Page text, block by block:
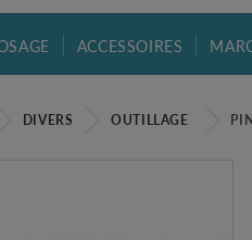
ACCESSOIRES
DIVERS OUTILLAGE